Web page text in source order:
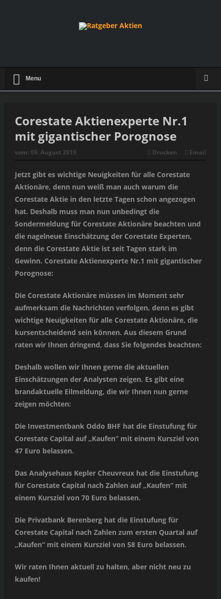
Menu
Corestate Aktienexperte Nr.1
mit gigantischer Porognose
vom: 09. August 2019 Drucken Email
Jetzt gibt es wichtige Neuigkeiten für alle Corestate
Aktionäre, denn nun weiß man auch warum die
Corestate Aktie in den letzte Tagen schon angezogen
hat. Deshalb muss man nun unbedingt die
Sondermeldung für Corestate Aktionäre beachten und
die nagelneue Einschätzung der Corestate Experten,
denn die Corestate Aktie ist seit Tagen stark im
Gewinn. Corestate Aktienexperte Nr.1 mit gigantischer
Porognose:
Die Corestate Aktionäre müssen im Moment sehr
aufmerksam die Nachrichten verfolgen, denn es gibt
wichtige Neuigkeiten für alle Corestate Aktionäre, die
kursentscheidend sein können. Aus diesem Grund
raten wir Ihnen dringend, dass Sie folgendes beachten:
Deshalb wollen wir Ihnen gerne die aktuellen
Einschätzungen der Analysten zeigen. Es gibt eine
brandaktuelle Eilmeldung, die wir Ihnen nun gerne
zeigen möchten:
Die Investmentbank Oddo BHF hat die Einstufung für
Corestate Capital auf „Kaufen“ mit einem Kursziel von
47 Euro belassen.
Das Analysehaus Kepler Cheuvreux hat die Einstufung
für Corestate Capital nach Zahlen auf „Kaufen“ mit
einem Kursziel von 70 Euro belassen.
Die Privatbank Berenberg hat die Einstufung für
Corestate Capital nach Zahlen zum ersten Quartal auf
„Kaufen“ mit einem Kursziel von 58 Euro belassen.
Wir raten Ihnen aktuell zu halten, aber nicht neu zu
kaufen!